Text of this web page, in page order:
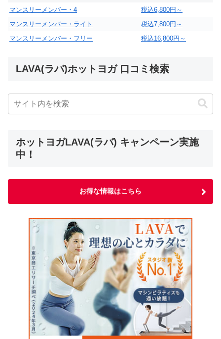
マンスリーメンバー・4
税込6,800円～
マンスリーメンバー・ライト
税込7,800円～
マンスリーメンバー・フリー
税込16,800円～
LAVA(ラバ)ホットヨガ 口コミ検索
ホットヨガLAVA(ラバ) キャンペーン実施
中！
お得な情報はこちら